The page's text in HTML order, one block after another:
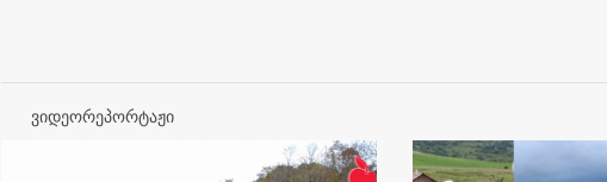
ვიდეორეპორტაჟი